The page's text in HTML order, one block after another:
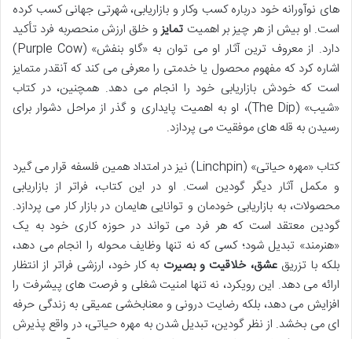
های نوآورانه خود درباره کسب وکار و بازاریابی، شهرتی جهانی کسب کرده
است. او بیش از هر چیز بر اهمیت تمایزو خلق ارزش منحصربه فرد تأکید
دارد. از معروف ترین آثار او می توان به «گاو بنفش» (Purple Cow)
اشاره کرد که مفهوم محصول یا خدمتی را معرفی می کند که آنقدر متمایز
است که خودش بازاریابی خود را انجام می دهد. همچنین، در کتاب
«شیب» (The Dip)، او به اهمیت پایداری و گذر از مراحل دشوار برای
رسیدن به قله های موفقیت می پردازد.
کتاب «مهره حیاتی» (Linchpin) نیز در امتداد همین فلسفه قرار می گیرد
و مکمل آثار دیگر گودین است. او در این کتاب، فراتر از بازاریابی
محصولات، به بازاریابی خودمان و توانایی هایمان در بازار کار می پردازد.
گودین معتقد است که هر فرد می تواند در حوزه کاری خود به یک
«هنرمند» تبدیل شود؛ کسی که نه تنها وظایف محوله را انجام می دهد،
بلکه با تزریقعشق، خلاقیت و بصیرت به کار خود، ارزشی فراتر از انتظار
ارائه می دهد. این رویکرد، نه تنها امنیت شغلی و فرصت های پیشرفت را
افزایش می دهد، بلکه رضایت درونی و معنابخشی عمیقی به زندگی حرفه
ای می بخشد. از نظر گودین، تبدیل شدن به مهره حیاتی، در واقع پذیرش